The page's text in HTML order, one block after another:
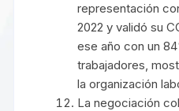
representación
2022 y validó su
ese año con un
trabajadores,
la organización
La negociación